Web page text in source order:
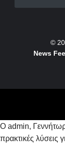
©
News
Ο admin, Γεννήτωρ
πρακτικές λύσεις